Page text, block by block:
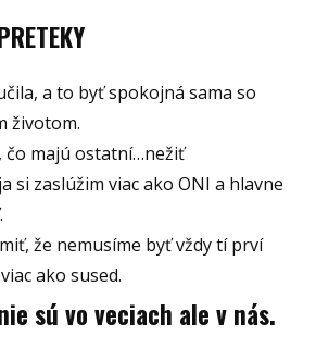
a to byť spokojná sama so
životom.
majú ostatní…nežiť
si zaslúžim viac ako ONI a hlavne
že nemusíme byť vždy tí prví
ako sused.
sú vo veciach ale v nás.